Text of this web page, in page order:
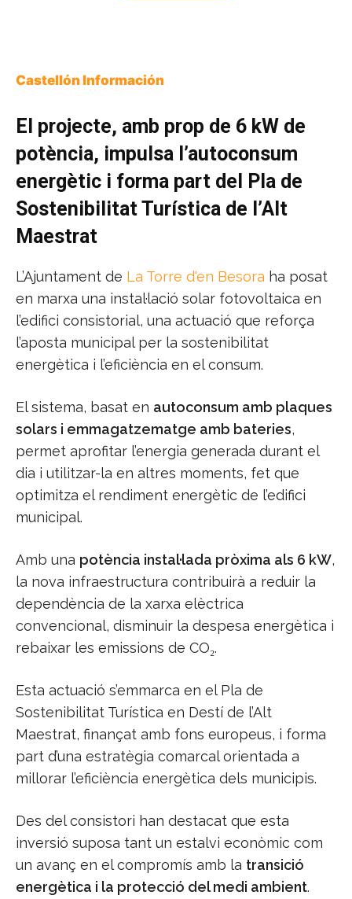
Castellón Información
El projecte, amb prop de 6 kW de
potència, impulsa l’autoconsum
energètic i forma part del Pla de
Sostenibilitat Turística de l’Alt
Maestrat
L’Ajuntament de La Torre d'en Besora ha posat
en marxa una instal·lació solar fotovoltaica en
l’edifici consistorial, una actuació que reforça
l’aposta municipal per la sostenibilitat
energètica i l’eficiència en el consum.
El sistema, basat en autoconsum amb plaques
solars i emmagatzematge amb bateries,
permet aprofitar l’energia generada durant el
dia i utilitzar-la en altres moments, fet que
optimitza el rendiment energètic de l’edifici
municipal.
Amb una potència instal·lada pròxima als 6 kW,
la nova infraestructura contribuirà a reduir la
dependència de la xarxa elèctrica
convencional, disminuir la despesa energètica i
rebaixar les emissions de CO₂.
Esta actuació s’emmarca en el Pla de
Sostenibilitat Turística en Destí de l’Alt
Maestrat, finançat amb fons europeus, i forma
part d’una estratègia comarcal orientada a
millorar l’eficiència energètica dels municipis.
Des del consistori han destacat que esta
inversió suposa tant un estalvi econòmic com
un avanç en el compromís amb la transició
energètica i la protecció del medi ambient.